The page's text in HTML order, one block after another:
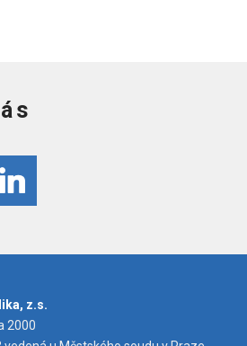
z.s.
2000